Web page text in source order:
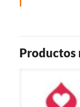
Productos